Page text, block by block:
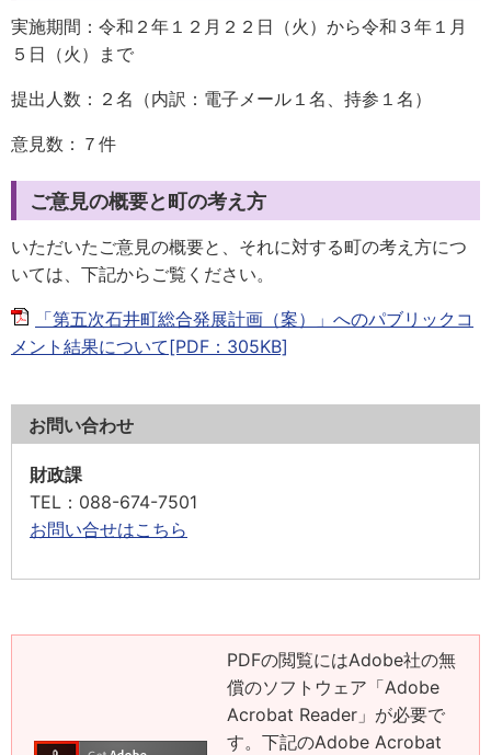
実施期間：令和２年１２月２２日（火）から令和３年１月
５日（火）まで
提出人数：２名（内訳：電子メール１名、持参１名）
意見数：７件
ご意見の概要と町の考え方
いただいたご意見の概要と、それに対する町の考え方につ
いては、下記からご覧ください。
「第五次石井町総合発展計画（案）」へのパブリックコ
メント結果について[PDF：305KB]
お問い合わせ
財政課
TEL ：088-674-7501
お問い合せはこちら
PDFの閲覧にはAdobe社の無
償のソフトウェア「Adobe
Acrobat Reader」が必要で
す。下記のAdobe Acrobat